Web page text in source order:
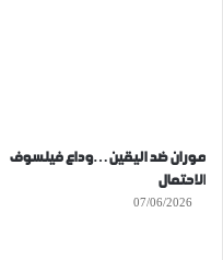
موران ضد اليقين…وداع فيلسوف
الاحتمال
07/06/2026